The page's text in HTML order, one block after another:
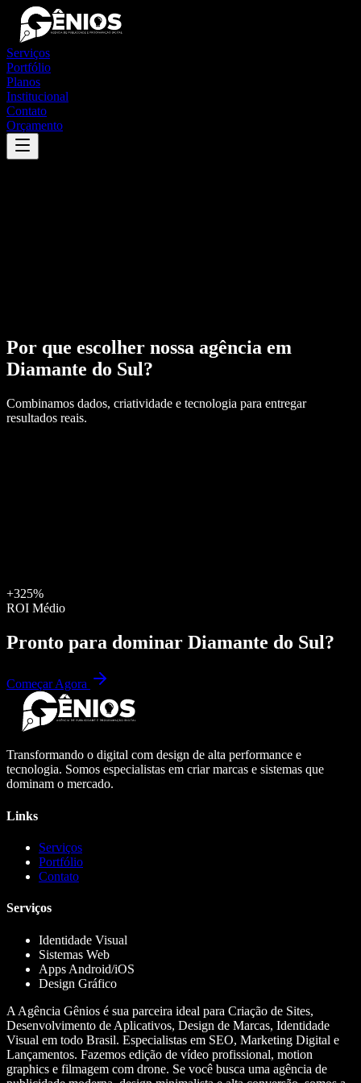
Serviços
Portfólio
Planos
Institucional
Contato
Orçamento
Por que escolher nossa agência em
Diamante do Sul?
Combinamos dados, criatividade e tecnologia para entregar
resultados reais.
+325%
ROI Médio
Pronto para dominar Diamante do Sul?
Começar Agora
Transformando o digital com design de alta performance e
tecnologia. Somos especialistas em criar marcas e sistemas que
dominam o mercado.
Links
Serviços
Portfólio
Contato
Serviços
Identidade Visual
Sistemas Web
Apps Android/iOS
Design Gráfico
A Agência Gênios é sua parceira ideal para Criação de Sites,
Desenvolvimento de Aplicativos, Design de Marcas, Identidade
Visual em todo Brasil. Especialistas em SEO, Marketing Digital e
Lançamentos. Fazemos edição de vídeo profissional, motion
graphics e filmagem com drone. Se você busca uma agência de